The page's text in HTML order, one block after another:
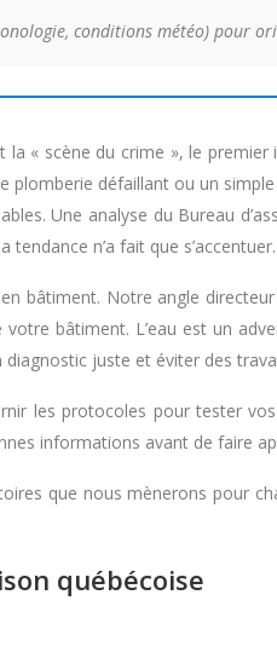
conditions météo) pour
la « scène du crime », le
défaillant ou un
Une analyse du Bureau
n’a fait que s’accentuer.
bâtiment. Notre angle
votre bâtiment. L’eau est un
juste et éviter des
les protocoles pour tester
informations avant de faire
que nous mènerons pour
québécoise